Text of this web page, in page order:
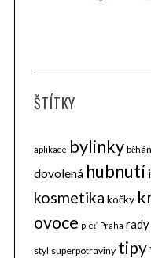
ŠTÍTKY
aplikace bylinky
dovolená hubnutí
kosmetika kočky
ovoce pleť Praha rady
styl superpotraviny tipy